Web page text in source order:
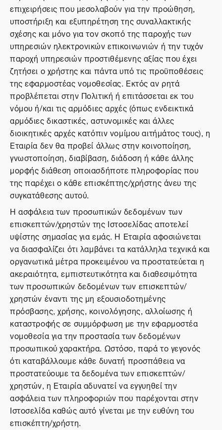
επιχειρήσεις που μεσολαβούν για την προώθηση,
υποστήριξη και εξυπηρέτηση της συναλλακτικής
σχέσης και μόνο για τον σκοπό της παροχής των
υπηρεσιών ηλεκτρονικών επικοινωνιών ή την τυχόν
παροχή υπηρεσιών προστιθέμενης αξίας που έχει
ζητήσει ο χρήστης και πάντα υπό τις προϋποθέσεις
της εφαρμοστέας νομοθεσίας. Εκτός αν ρητά
προβλέπεται στην Πολιτική ή επιτάσσεται εκ του
νόμου ή/και τις αρμόδιες αρχές (όπως ενδεικτικά
αρμόδιες δικαστικές, αστυνομικές και άλλες
διοικητικές αρχές κατόπιν νομίμου αιτήμάτος τους), η
Εταιρία δεν θα προβεί άλλως στην κοινοποίηση,
γνωστοποίηση, διαβίβαση, διάδοση ή κάθε άλλης
μορφής διάθεση οποιασδήποτε πληροφορίας που
της παρέχει ο κάθε επισκέπτης/χρήστης άνευ της
συγκατάθεσης αυτού.
Η ασφάλεια των προσωπικών δεδομένων των
επισκεπτών/χρηστών της Ιστοσελίδας αποτελεί
υψίστης σημασίας για εμάς. Η Εταιρία αφοσιώνεται
να διασφαλίζει ότι λαμβάνει τα κατάλληλα τεχνικά και
οργανωτικά μέτρα προκειμένου να προστατεύεται η
ακεραιότητα, εμπιστευτικότητα και διαθεσιμότητα
των προσωπικών δεδομένων των επισκεπτών/
χρηστών έναντι της μη εξουσιοδοτημένης
πρόσβασης, χρήσης, κοινολόγησης, αλλοίωσης ή
καταστροφής σε συμμόρφωση με την εφαρμοστέα
νομοθεσία για την προστασία των δεδομένων
προσωπικού χαρακτήρα. Ωστόσο, παρά το γεγονός
ότι καταβάλλουμε κάθε δυνατή προσπάθεια να
προστατεύουμε τα δεδομένα των επισκεπτών/
χρηστών, η Εταιρία αδυνατεί να εγγυηθεί την
ασφάλεια των πληροφοριών που παρέχονται στην
Ιστοσελίδα καθώς αυτό γίνεται με την ευθύνη του
επισκέπτη/χρήστη.